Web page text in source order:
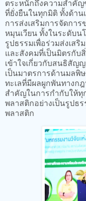
ตระหนักถึงความสำคัญ
ที่ยั่งยืนในทุกมิติ ทั้งด้าน
การส่งเสริมการจัดกา
หมุนเวียน ทั้งในระดับน
รูปธรรมเพื่อร่วมส่งเสริ
และสังคมที่เป็นมิตรกับ
เข้าใจเกี่ยวกับสนธิสัญญ
เป็นมาตรการด้านมลพิ
ทะเลที่มีผลผูกพันทางก
สำคัญในการกำกับให้
พลาสติกอย่างเป็นรูปธ
พลาสติก